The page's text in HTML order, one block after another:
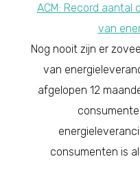
ACM: Record
van
Nog nooit zijn er
van
afgelopen 12
consumenten is